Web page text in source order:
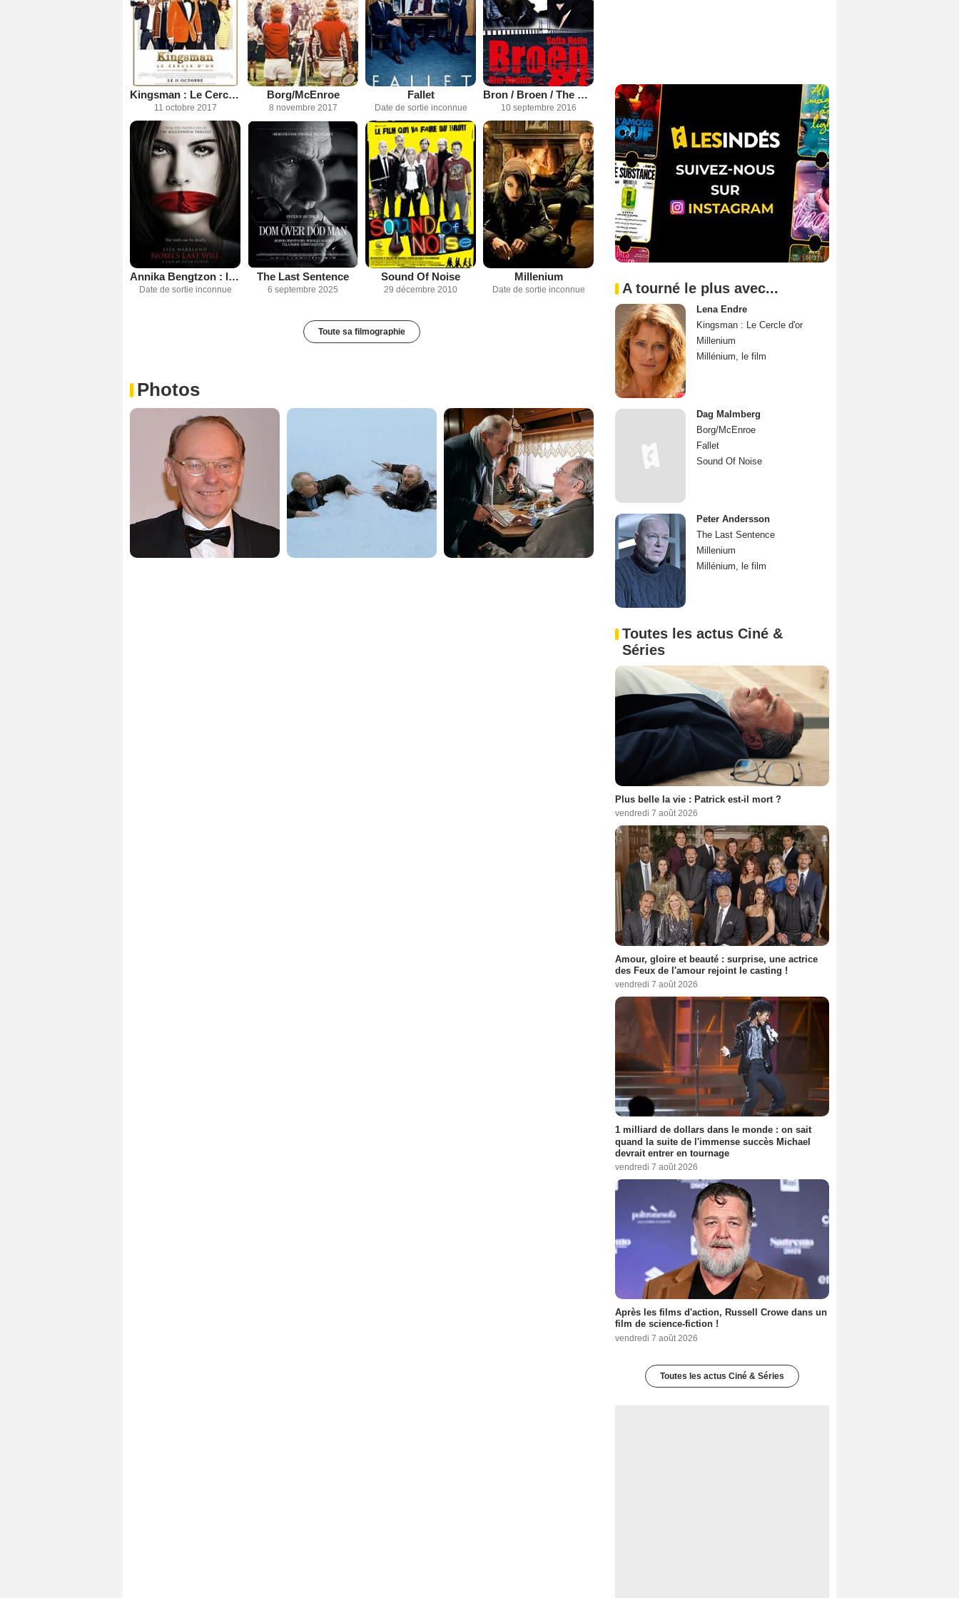
Kingsman : Le Cercle d'or
11 octobre 2017
Borg/McEnroe
8 novembre 2017
Fallet
Date de sortie inconnue
Bron / Broen / The Bridge (2011)
10 septembre 2016
Annika Bengtzon : le testament de Nobel
Date de sortie inconnue
The Last Sentence
6 septembre 2025
Sound Of Noise
29 décembre 2010
Millenium
Date de sortie inconnue
Toute sa filmographie
Photos
A tourné le plus avec...
Lena Endre
Kingsman : Le Cercle d'or
Millenium
Millénium, le film
Dag Malmberg
Borg/McEnroe
Fallet
Sound Of Noise
Peter Andersson
The Last Sentence
Millenium
Millénium, le film
Toutes les actus Ciné &
Séries
Plus belle la vie : Patrick est-il mort ?
vendredi 7 août 2026
Amour, gloire et beauté : surprise, une actrice
des Feux de l'amour rejoint le casting !
vendredi 7 août 2026
1 milliard de dollars dans le monde : on sait
quand la suite de l'immense succès Michael
devrait entrer en tournage
vendredi 7 août 2026
Après les films d'action, Russell Crowe dans un
film de science-fiction !
vendredi 7 août 2026
Toutes les actus Ciné & Séries